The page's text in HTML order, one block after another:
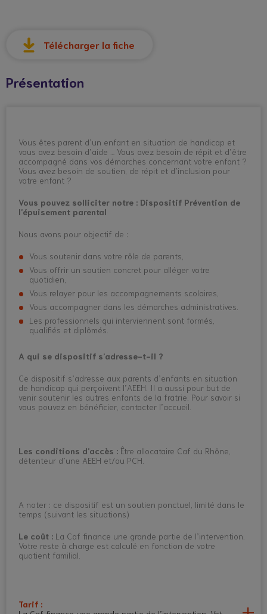
Télécharger la fiche
Présentation
Vous êtes parent d’un enfant en situation de handicap et
vous avez besoin d’aide … Vous avez besoin de répit et d’être
accompagné dans vos démarches concernant votre enfant ?
Vous avez besoin de soutien, de répit et d’inclusion pour
votre enfant ?
Vous pouvez solliciter notre : Dispositif Prévention de
l’épuisement parental
Nous avons pour objectif de :
Vous soutenir dans votre rôle de parents,
Vous offrir un soutien concret pour alléger votre
quotidien,
Vous relayer pour les accompagnements scolaires,
Vous accompagner dans les démarches administratives.
Les professionnels qui interviennent sont formés,
qualifiés et diplômés.
A qui se dispositif s’adresse-t-il ?
Ce dispositif s’adresse aux parents d’enfants en situation
de handicap qui perçoivent l’AEEH. Il a aussi pour but de
venir soutenir les autres enfants de la fratrie. Pour savoir si
vous pouvez en bénéficier, contacter l’accueil.
Les conditions d’accès : Être allocataire Caf du Rhône,
détenteur d’une AEEH et/ou PCH.
A noter : ce dispositif est un soutien ponctuel, limité dans le
temps (suivant les situations)
Le coût : La Caf finance une grande partie de l’intervention.
Votre reste à charge est calculé en fonction de votre
quotient familial.
Tarif :